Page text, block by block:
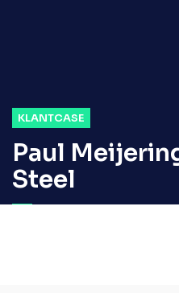
KLANTCASE
Paul
Steel